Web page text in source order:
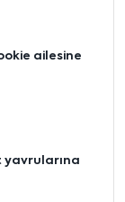
ailesine
yavrularına